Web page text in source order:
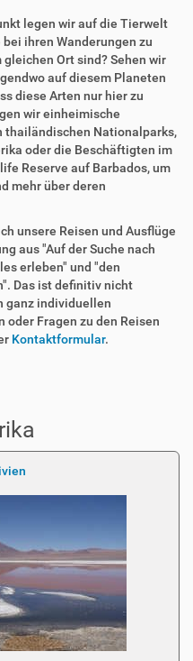
legen wir auf die Tierwelt
ihren Wanderungen zu
Ort sind? Sehen wir
auf diesem Planeten
diese Arten nur hier zu
wir einheimische
thailändischen Nationalparks,
oder die Beschäftigten im
Reserve auf Barbados, um
mehr über deren
unsere Reisen und Ausflüge
aus "Auf der Suche nach
erleben" und "den
Das ist definitiv nicht
ganz individuellen
oder Fragen zu den Reisen
Kontaktformular.